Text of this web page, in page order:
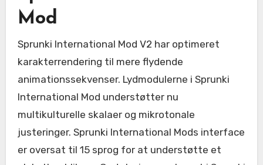
Mod
Sprunki International Mod V2 har optimeret
karakterrendering til mere flydende
animationssekvenser. Lydmodulerne i Sprunki
International Mod understøtter nu
multikulturelle skalaer og mikrotonale
justeringer. Sprunki International Mods interface
er oversat til 15 sprog for at understøtte et